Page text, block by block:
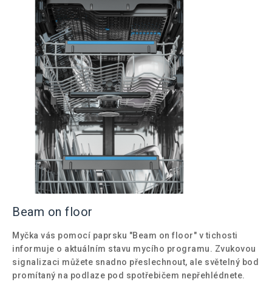
Beam on floor
Myčka vás pomocí paprsku "Beam on floor" v tichosti
informuje o aktuálním stavu mycího programu. Zvukovou
signalizaci můžete snadno přeslechnout, ale světelný bod
promítaný na podlaze pod spotřebičem nepřehlédnete.